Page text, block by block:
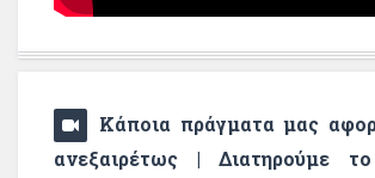
Κάποια πράγματα μας
ανεξαιρέτως | Διατηρούμε